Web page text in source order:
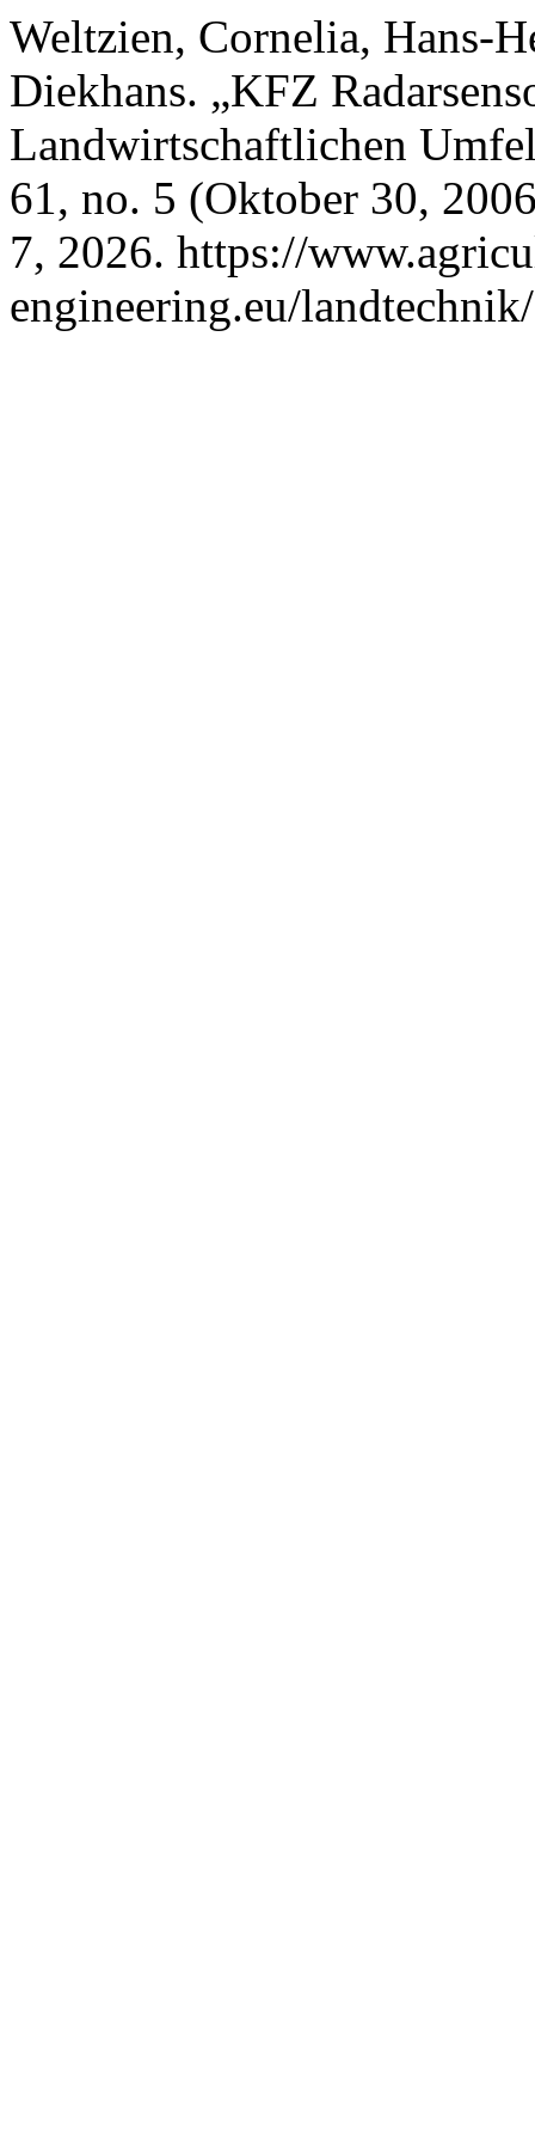
Weltzien, Cornelia, Hans-
Diekhans. „KFZ
Landwirtschaftlichen
61, no. 5 (Oktober 30,
7, 2026. https://
engineering.eu/